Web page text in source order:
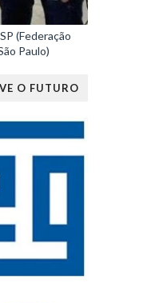
(Federação
Paulo)
O FUTURO